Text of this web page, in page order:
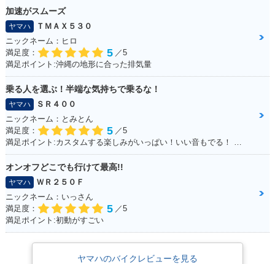
加速がスムーズ
ヤマハ
ＴＭＡＸ５３０
ニックネーム：ヒロ
満足度：
5 ／5
満足ポイント:沖縄の地形に合った排気量
乗る人を選ぶ！半端な気持ちで乗るな！
ヤマハ
ＳＲ４００
ニックネーム：とみとん
満足度：
5 ／5
オンオフどこでも行けて最高!!
ヤマハ
ＷＲ２５０Ｆ
ニックネーム：いっさん
満足度：
5 ／5
満足ポイント:初動がすごい
ヤマハのバイクレビューを見る